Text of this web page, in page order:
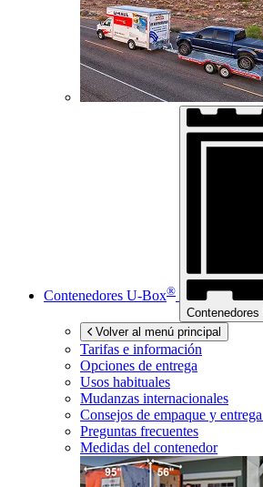
Contenedores U-Box®
Contenedores
Volver al menú principal
Tarifas e información
Opciones de entrega
Usos habituales
Mudanzas internacionales
Consejos de empaque y
Preguntas frecuentes
Medidas del contenedor